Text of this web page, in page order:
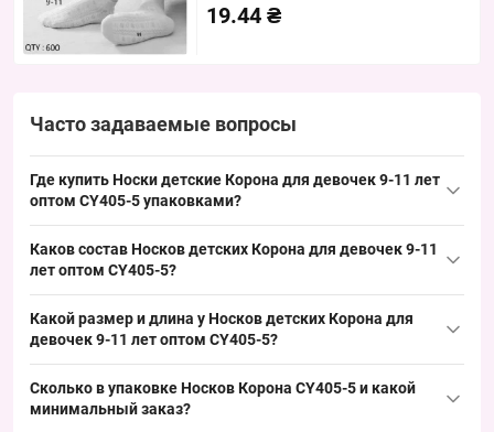
19.44 ₴
Часто задаваемые вопросы
Где купить Носки детские Корона для девочек 9-11 лет
оптом CY405-5 упаковками?
CY405-5 можно упаковкой по 10 пар с Одессы 7КМ; популярный
оборачиваемость и удобство выкладки в розничной точке.
Каков состав Носков детских Корона для девочек 9-11
лет оптом CY405-5?
обеспечивает хорошую воздухопроницаемость и растяжимость
ассортимента и быстрого оборачиваемости на витрине.
Какой размер и длина у Носков детских Корона для
девочек 9-11 лет оптом CY405-5?
изделия — короткие; такая модель является востребованной
Сколько в упаковке Носков Корона CY405-5 и какой
минимальный заказ?